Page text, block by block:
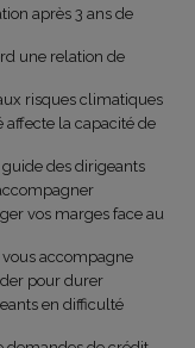
après 3 ans de
une relation de
risques climatiques
affecte la capacité de
des dirigeants
vos marges face au
vous accompagne
pour durer
en difficulté